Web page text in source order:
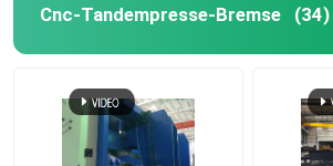
Pole-Richtmaschine
Stahlspule, die Linie aufschlitzt
Cnc-Tandempresse-Bremse (34)